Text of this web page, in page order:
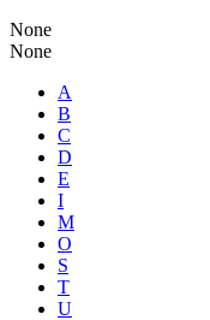
None
None
A
B
C
D
E
I
M
O
S
T
U